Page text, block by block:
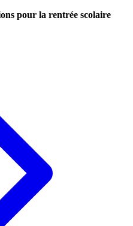
pour la rentrée scolaire